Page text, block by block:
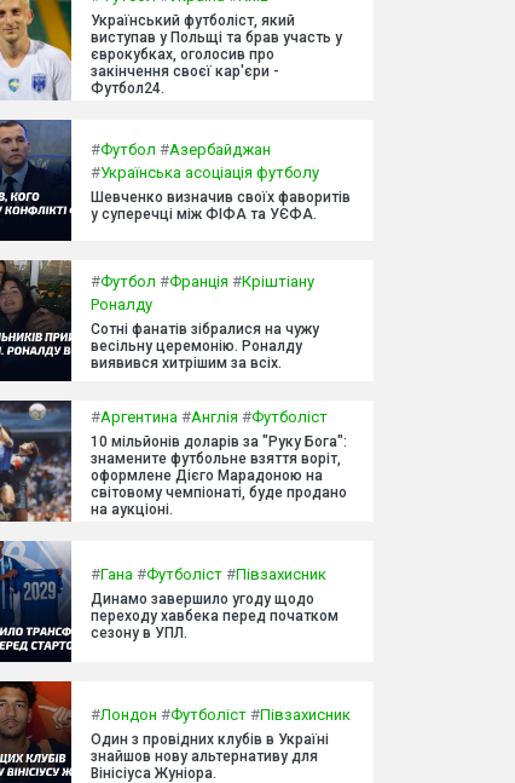
Український футболіст, який
виступав у Польщі та брав участь у
єврокубках, оголосив про
закінчення своєї кар'єри -
Футбол24.
#Футбол #Азербайджан
#Українська асоціація футболу
Шевченко визначив своїх фаворитів
у суперечці між ФІФА та УЄФА.
#Футбол #Франція #Кріштіану
Роналду
Сотні фанатів зібралися на чужу
весільну церемонію. Роналду
виявився хитрішим за всіх.
#Аргентина #Англія #Футболіст
10 мільйонів доларів за "Руку Бога":
знамените футбольне взяття воріт,
оформлене Дієго Марадоною на
світовому чемпіонаті, буде продано
на аукціоні.
#Гана #Футболіст #Півзахисник
Динамо завершило угоду щодо
переходу хавбека перед початком
сезону в УПЛ.
#Лондон #Футболіст #Півзахисник
Один з провідних клубів в Україні
знайшов нову альтернативу для
Вінісіуса Жуніора.